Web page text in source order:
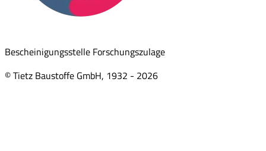
Bescheinigungsstelle Forschungszulage
© Tietz Baustoffe GmbH, 1932 - 2026